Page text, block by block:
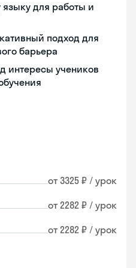
языку для работы и
подход для
барьера
интересы учеников
от 3325 ₽ / урок
от 2282 ₽ / урок
от 2282 ₽ / урок